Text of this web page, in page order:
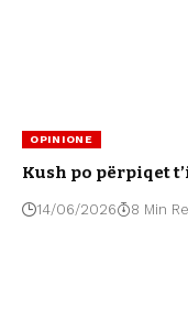
OPINIONE
Kush po përpiqet
14/06/2026 8 Min